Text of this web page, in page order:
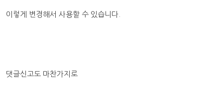
이렇게 변경해서 사용할 수 있습니다.
댓글신고도 마찬가지로